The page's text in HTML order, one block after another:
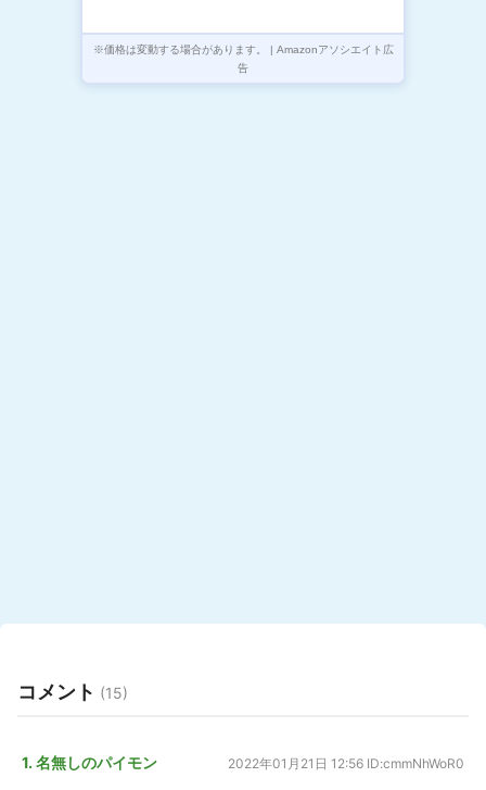
※価格は変動する場合があります。 | Amazonアソシエイト広
告
コメント (15)
1. 名無しのパイモン 2022年01月21日 12:56 ID:cmmNhWoR0